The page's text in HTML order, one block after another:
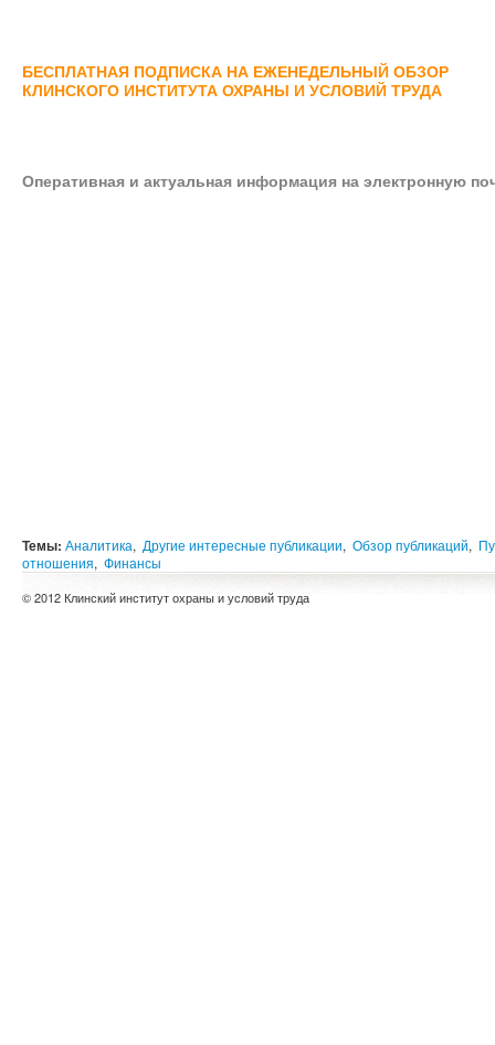
БЕСПЛАТНАЯ ПОДПИСКА НА ЕЖЕНЕДЕЛЬНЫЙ ОБЗОР
КЛИНСКОГО ИНСТИТУТА ОХРАНЫ И УСЛОВИЙ ТРУДА
Оперативная и актуальная информация на электронную
Темы: Аналитика, Другие интересные публикации, Обзор публикаций,
отношения, Финансы
© 2012 Клинский институт охраны и условий труда